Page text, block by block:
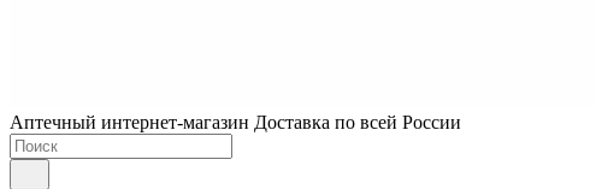
Аптечный интернет-магазин Доставка по всей России